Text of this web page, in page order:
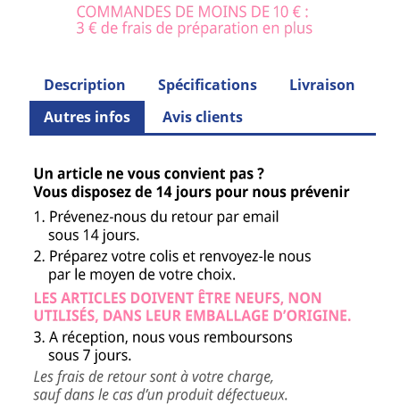
Description Spécifications
Livraison
Autres infos
Avis clients